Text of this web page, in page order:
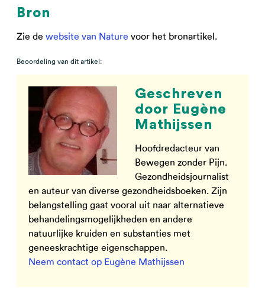
Bron
Zie de website van Nature voor het bronartikel.
Beoordeling van dit artikel:
Geschreven
door Eugène
Mathijssen
Hoofdredacteur van
Bewegen zonder Pijn.
Gezondheidsjournalist
en auteur van diverse gezondheidsboeken. Zijn
belangstelling gaat vooral uit naar alternatieve
behandelingsmogelijkheden en andere
natuurlijke kruiden en substanties met
geneeskrachtige eigenschappen.
Neem contact op Eugène Mathijssen